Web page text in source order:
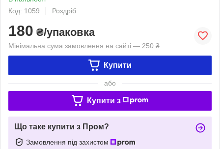
Код: 1059
Роздріб
180 ₴/упаковка
Мінімальна сума замовлення на сайті — 250 ₴
Купити
або
Купити з
Що таке купити з Пром?
Замовлення під захистом